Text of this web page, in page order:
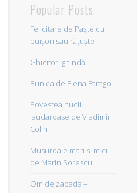
Popular Posts
Felicitare de Paște cu
puișori sau rățuște
Ghicitori ghindă
Bunica de Elena Farago
Povestea nucii
laudaroase de Vladimir
Colin
Musuroaie mari si mici
de Marin Sorescu
Om de zapada –